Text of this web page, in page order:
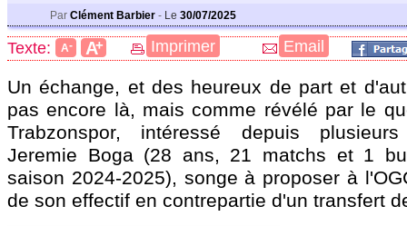
Par Clément Barbier - Le 30/07/2025
Texte: A- A+ Imprimer Email
Un échange, et des heureux de part et
pas encore là, mais comme révélé par le
Trabzonspor, intéressé depuis
Jeremie Boga(28 ans, 21 matchs et 1
saison 2024-2025), songe à proposer à
de son effectif en contrepartie d'un transfert